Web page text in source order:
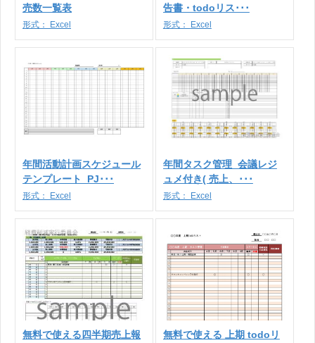
売数一覧表
形式： Excel
告書・todoリス･･･
形式： Excel
年間活動計画スケジュール
テンプレート_PJ･･･
形式： Excel
年間タスク管理_会議レジ
ュメ付き( 売上、･･･
形式： Excel
無料で使える四半期売上報
無料で使える 上期 todoリ